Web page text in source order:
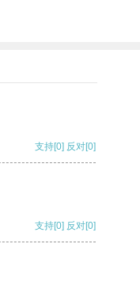
支持[0] 反对[0]
支持[0] 反对[0]